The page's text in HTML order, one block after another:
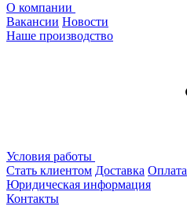
О компании
Вакансии Новости
Наше производство
Условия работы
Стать клиентом Доставка Оплата
Юридическая информация
Контакты